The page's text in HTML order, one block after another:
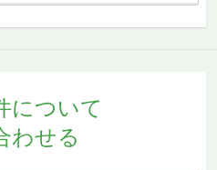
について
わせる